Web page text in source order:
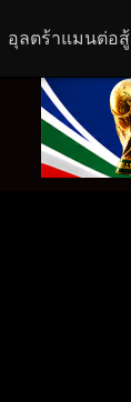
อุลตร้าแมนต่อสู้